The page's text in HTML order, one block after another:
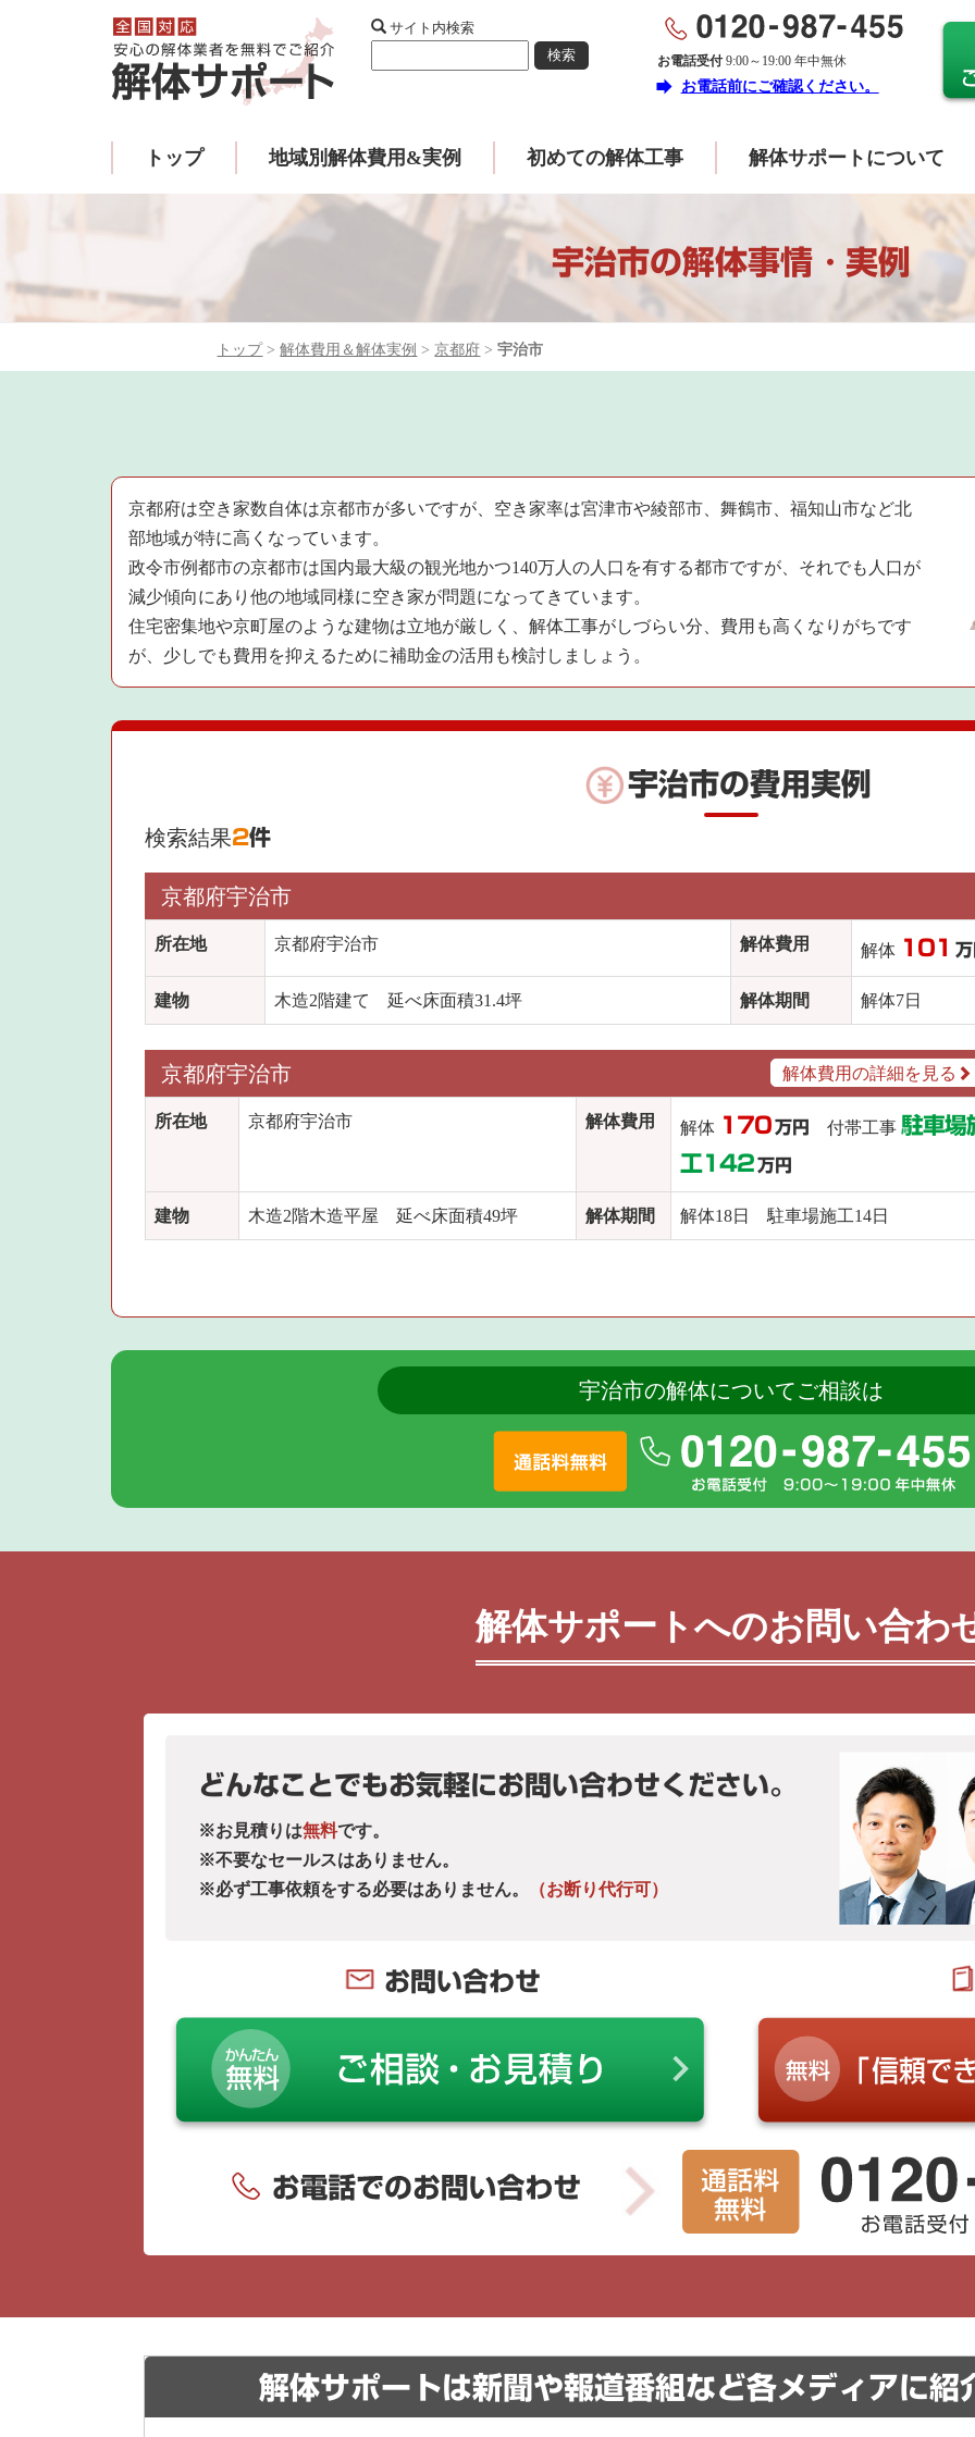
サイト内検索
お電話受付9:00～19:00 年中無休
forward お電話前にご確認ください。
トップ 地域別解体費用&実例 初めての解体工事 解体サポートについて
宇治市の解体事情・実例
トップ >解体費用＆解体実例 >京都府 >宇治市
京都府は空き家数自体は京都市が多いですが、空き家率は宮津市や綾部市、舞鶴市、福知山市など北
部地域が特に高くなっています。
政令市例都市の京都市は国内最大級の観光地かつ140万人の人口を有する都市ですが、それでも人口が
減少傾向にあり他の地域同様に空き家が問題になってきています。
住宅密集地や京町屋のような建物は立地が厳しく、解体工事がしづらい分、費用も高くなりがちです
が、少しでも費用を抑えるために補助金の活用も検討しましょう。
宇治市の費用実例
検索結果2件
京都府宇治市
所在地 京都府宇治市 解体費用 解体 101
建物 木造2階建て 延べ床面積31.4坪 解体期間 解体7日
京都府宇治市 解体費用の詳細を見る
所在地 京都府宇治市 解体費用 解体 170万円 付帯工事 駐車場
工142万円
建物 木造2階木造平屋 延べ床面積49坪 解体期間 解体18日 駐車場施工14日
宇治市の解体についてご相談は
解体サポートへのお問い合わ
どんなことでもお気軽にお問い合わせください。
※お見積りは無料です。
※不要なセールスはありません。
※必ず工事依頼をする必要はありません。
（お断り代行可）
お問い合わせ
解体サポートは新聞や報道番組など各メディアに紹